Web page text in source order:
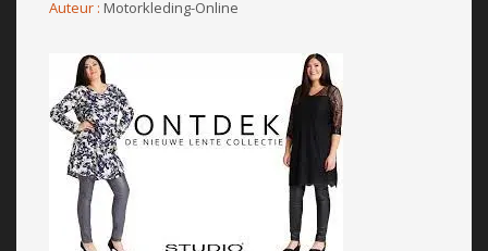
Auteur : Motorkleding-Online